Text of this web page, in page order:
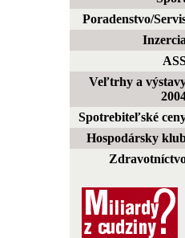
Poradenstvo/
Inzercia
Veľtrhy a
Spotrebiteľské
Hospodársky